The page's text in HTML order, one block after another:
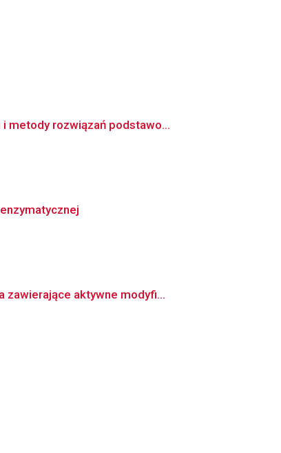
metody rozwiązań podstawo...
zawierające aktywne modyfi...